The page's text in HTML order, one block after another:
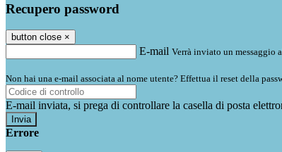
Recupero password
button close ×
E-mail Verrà inviato un messaggio
Non hai una e-mail associata al nome utente? Effettua il reset della
E-mail inviata, si prega di controllare la casella di posta
Errore